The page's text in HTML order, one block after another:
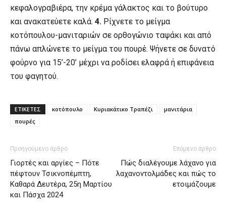
κεφαλογραβιέρα, την κρέμα γάλακτος και το βούτυρο
και ανακατεύετε καλά. 4. Ρίχνετε το μείγμα
κοτόπουλου-μανιταριών σε ορθογώνιο ταψάκι και από
πάνω απλώνετε το μείγμα του πουρέ. Ψήνετε σε δυνατό
φούρνο για 15’-20’ μέχρι να ροδίσει ελαφρά ή επιφάνεια
του φαγητού.
ΕΤΙΚΕΤΕΣ κοτόπουλο Κυριακάτικο Τραπέζι
μανιτάρια
πουρές
Προηγούμενο άρθρο
Γιορτές και αργίες – Πότε
πέφτουν Τσικνοπέμπτη,
Καθαρά Δευτέρα, 25η Μαρτίου
και Πάσχα 2024
Επόμενο άρθρο
Πώς διαλέγουμε λάχανο για
λαχανοντολμάδες και πώς το
ετοιμάζουμε